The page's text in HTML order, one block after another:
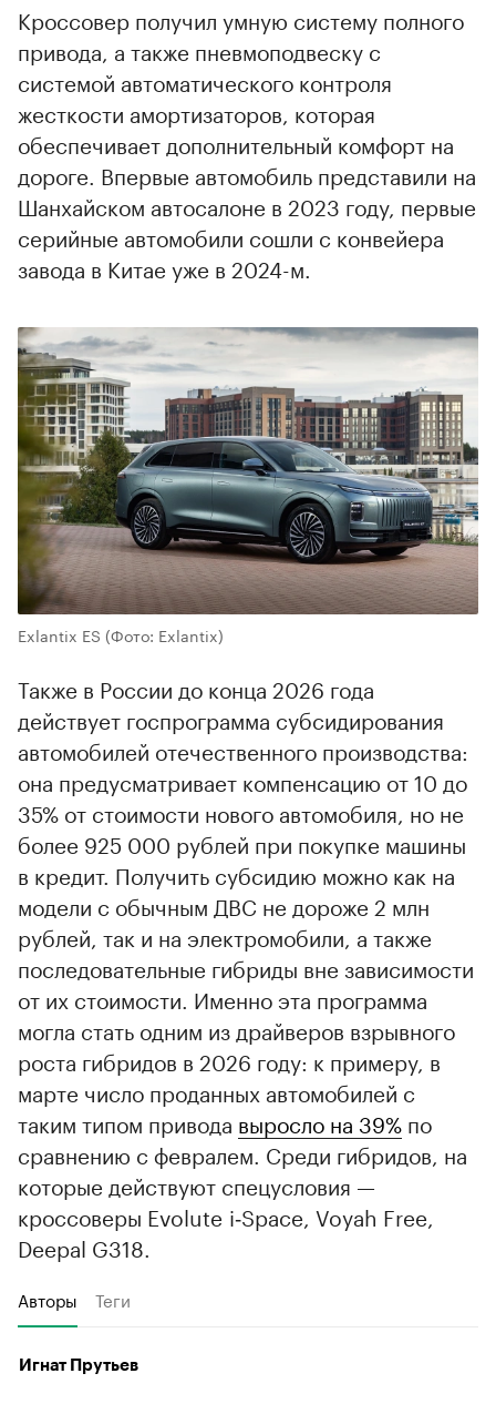
Кроссовер получил умную систему полного
привода, а также пневмоподвеску с
системой автоматического контроля
жесткости амортизаторов, которая
обеспечивает дополнительный комфорт на
дороге. Впервые автомобиль представили на
Шанхайском автосалоне в 2023 году, первые
серийные автомобили сошли с конвейера
завода в Китае уже в 2024-м.
Exlantix ES (Фото: Exlantix)
Также в России до конца 2026 года
действует госпрограмма субсидирования
автомобилей отечественного производства:
она предусматривает компенсацию от 10 до
35% от стоимости нового автомобиля, но не
более 925 000 рублей при покупке машины
в кредит. Получить субсидию можно как на
модели с обычным ДВС не дороже 2 млн
рублей, так и на электромобили, а также
последовательные гибриды вне зависимости
от их стоимости. Именно эта программа
могла стать одним из драйверов взрывного
роста гибридов в 2026 году: к примеру, в
марте число проданных автомобилей с
таким типом привода выросло на 39% по
сравнению с февралем. Среди гибридов, на
которые действуют спецусловия —
кроссоверы Evolute i‑Space, Voyah Free,
Deepal G318.
Авторы Теги
Игнат Прутьев